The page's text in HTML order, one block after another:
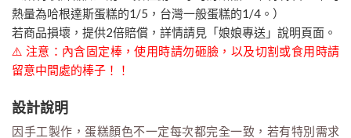
熱量為哈根達斯蛋糕的1/5，台灣一般蛋糕的1/4。）
若商品損壞，提供2倍賠償，詳情請見「娘娘專送」說明頁面。
⚠️ 注意：內含固定棒，使用時請勿砸臉，以及切割或食用時請
留意中間處的棒子！！
設計說明
因手工製作，蛋糕顏色不一定每次都完全一致，若有特別需求